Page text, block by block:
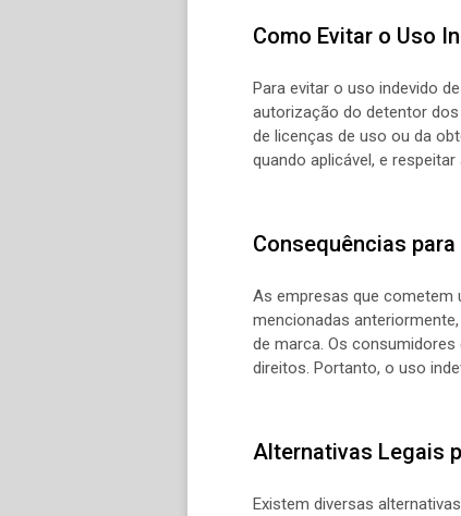
Como Evitar o Uso
Para evitar o uso indevido
autorização do detentor
de licenças de uso ou da
quando aplicável, e
Consequências
As empresas que cometem
mencionadas
de marca. Os
direitos. Portanto, o uso
Alternativas Legais
Existem diversas